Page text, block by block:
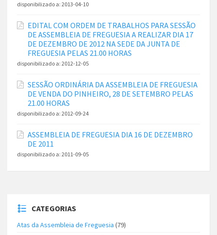
disponibilizado a: 2013-04-10
EDITAL COM ORDEM DE TRABALHOS PARA SESSÃO
DE ASSEMBLEIA DE FREGUESIA A REALIZAR DIA 17
DE DEZEMBRO DE 2012 NA SEDE DA JUNTA DE
FREGUESIA PELAS 21.00 HORAS
disponibilizado a: 2012-12-05
SESSÃO ORDINÁRIA DA ASSEMBLEIA DE FREGUESIA
DE VENDA DO PINHEIRO, 28 DE SETEMBRO PELAS
21.00 HORAS
disponibilizado a: 2012-09-24
ASSEMBLEIA DE FREGUESIA DIA 16 DE DEZEMBRO
DE 2011
disponibilizado a: 2011-09-05
CATEGORIAS
Atas da Assembleia de Freguesia (79)